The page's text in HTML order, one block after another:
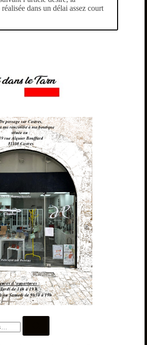
dans un délai assez court